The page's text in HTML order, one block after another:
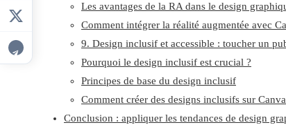
Les avantages de la RA dans le design
Comment intégrer la réalité augmentée avec
9. Design inclusif et accessible : toucher un
Pourquoi le design inclusif est crucial ?
Principes de base du design inclusif
Comment créer des designs inclusifs sur
Conclusion : appliquer les tendances de design